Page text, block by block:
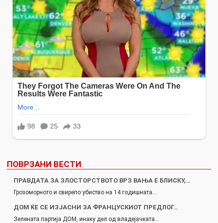
ПОВРЗАНИ ВЕСТИ
ПРАВДАТА ЗА ЗЛОСТОРСТВОТО ВРЗ ВАЊА Е БЛИСКУ,…
Грозоморното и свирепо убиство на 14 годишната…
ДОМ ЌЕ СЕ ИЗЈАСНИ ЗА ФРАНЦУСКИОТ ПРЕДЛОГ…
Зелената партија ДОМ, инаку дел од владејачката…